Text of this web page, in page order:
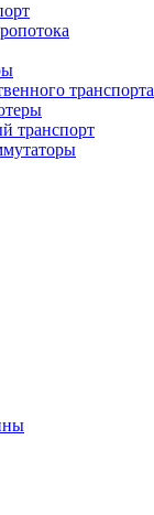
транспорта
транспорт